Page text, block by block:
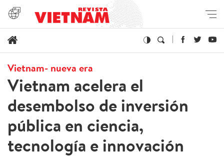
Vietnam- nueva era
Vietnam acelera el
desembolso de inversión
pública en ciencia,
tecnología e innovación